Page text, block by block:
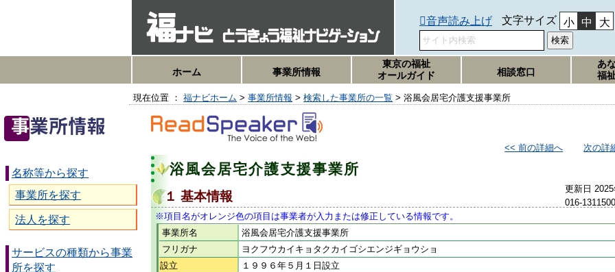
音声読み上げ 文字サイズ 小 中 大
ホーム 事業所情報
東京の福祉
オールガイド
相談窓口
あ
福
現在位置 ：福ナビホーム >事業所情報 >検索した事業所の一覧 > 浴風会居宅介護支援事業所
名称等から探す
事業所を探す
法人を探す
サービスの種類から事業
所を探す
次の詳
<< 前の詳細へ
浴風会居宅介護支援事業所
更新日 2025
016-
１ 基本情報
※項目名がオレンジ色の項目は事業者が入力または修正している情報です。
事業所名
浴風会居宅介護支援事業所
フリガナ
ヨクフウカイキョタクカイゴシエンジギョウショ
設立
１９９６年５月１日設立